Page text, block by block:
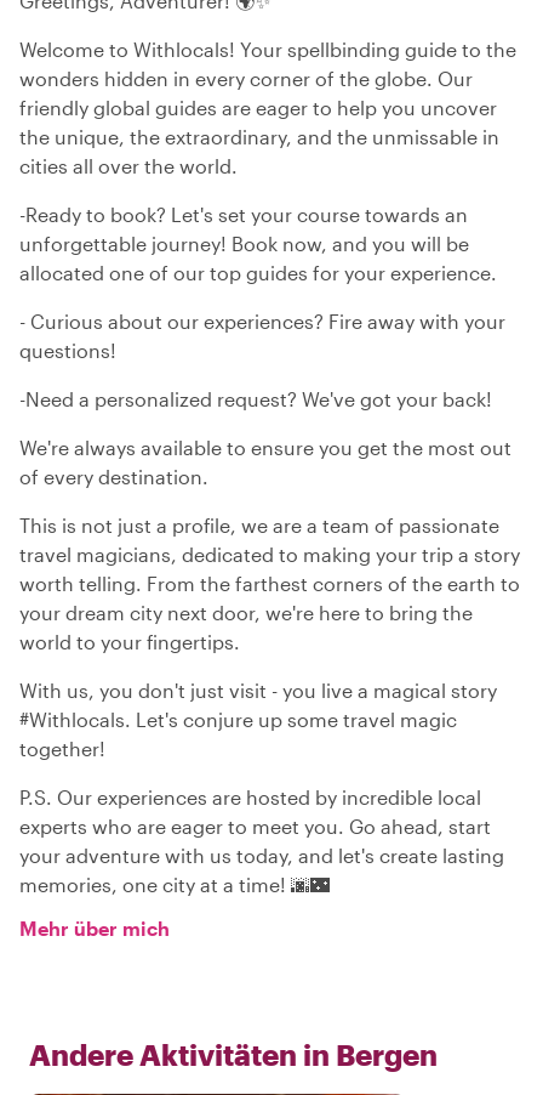
Welcome to Withlocals! Your spellbinding guide to the
wonders hidden in every corner of the globe. Our
friendly global guides are eager to help you uncover
the unique, the extraordinary, and the unmissable in
cities all over the world.
-Ready to book? Let's set your course towards an
unforgettable journey! Book now, and you will be
allocated one of our top guides for your experience.
- Curious about our experiences? Fire away with your
questions!
-Need a personalized request? We've got your back!
We're always available to ensure you get the most out
of every destination.
This is not just a profile, we are a team of passionate
travel magicians, dedicated to making your trip a story
worth telling. From the farthest corners of the earth to
your dream city next door, we're here to bring the
world to your fingertips.
With us, you don't just visit - you live a magical story
#Withlocals. Let's conjure up some travel magic
together!
P.S. Our experiences are hosted by incredible local
experts who are eager to meet you. Go ahead, start
your adventure with us today, and let's create lasting
memories, one city at a time! 🌆🌃
Mehr über mich
Andere Aktivitäten in Bergen